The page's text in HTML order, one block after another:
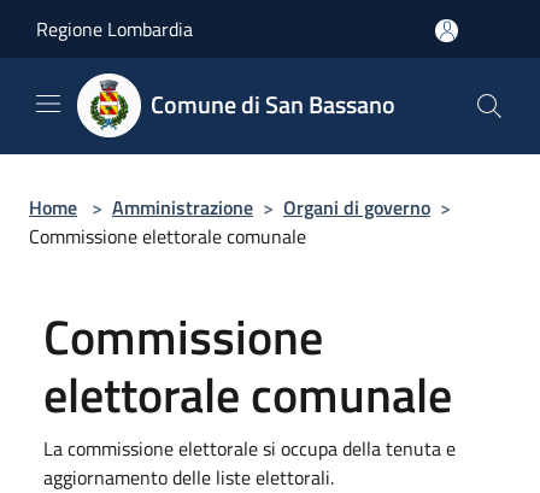
Regione Lombardia
Comune di San Bassano
Home > Amministrazione > Organi di governo >
Commissione elettorale comunale
Commissione
elettorale comunale
La commissione elettorale si occupa della tenuta e
aggiornamento delle liste elettorali.